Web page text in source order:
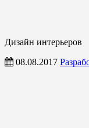
Дизайн интерьеров
08.08.2017